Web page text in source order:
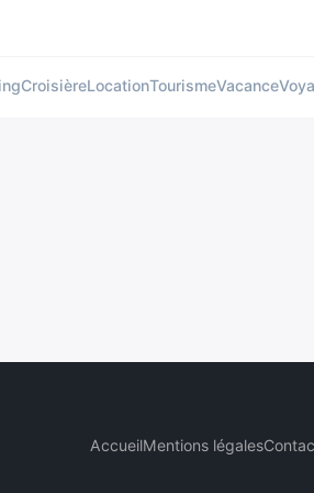
CroisièreLocationTourismeVacance
AccueilMentions légales